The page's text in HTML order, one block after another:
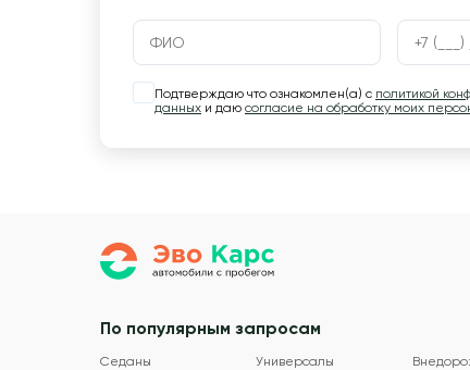
Подтверждаю что ознакомлен(а) с политикой
данных и даю согласие на обработку моих
По популярным запросам
Седаны Универсалы